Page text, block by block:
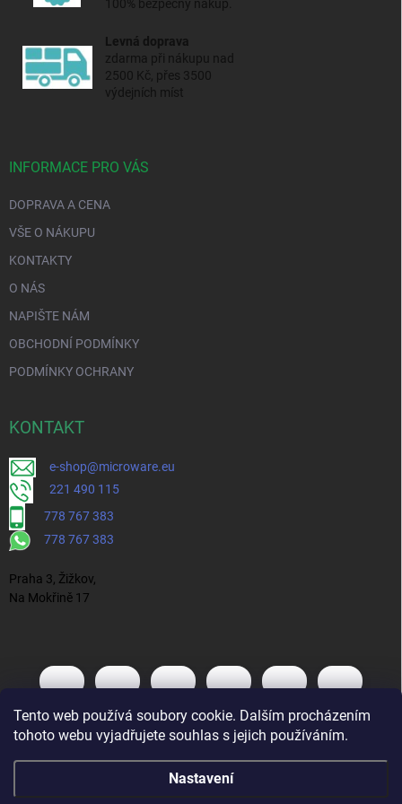
Tento web používá soubory cookie. Dalším procházením
tohoto webu vyjadřujete souhlas s jejich používáním.
Nastavení
100% bezpečný nákup.
Levná doprava
zdarma při nákupu nad
2500 Kč, přes 3500
výdejních míst
INFORMACE PRO VÁS
DOPRAVA A CENA
VŠE O NÁKUPU
KONTAKTY
O NÁS
NAPIŠTE NÁM
OBCHODNÍ PODMÍNKY
PODMÍNKY OCHRANY
KONTAKT
e-shop@microware.eu
221 490 115
778 767 383
778 767 383
Praha 3, Žižkov,
Na Mokřině 17